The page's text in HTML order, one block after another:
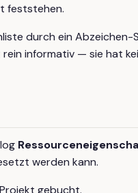
feststehen.
durch ein Abzeichen-
informativ — sie hat
werden kann.
gebucht.